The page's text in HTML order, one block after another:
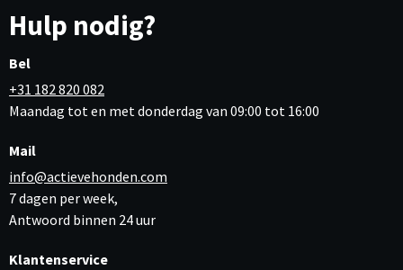
Hulp nodig?
Bel
+31 182 820 082
Maandag tot en met donderdag van 09:00 tot 16:00
Mail
info@actievehonden.com
7 dagen per week,
Antwoord binnen 24 uur
Klantenservice